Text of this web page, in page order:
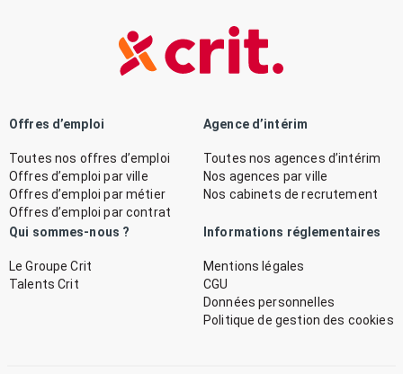
Offres d’emploi
Toutes nos offres d’emploi
Offres d’emploi par ville
Offres d’emploi par métier
Offres d’emploi par contrat
Agence d’intérim
Toutes nos agences d’intérim
Nos agences par ville
Nos cabinets de recrutement
Qui sommes-nous ?
Le Groupe Crit
Talents Crit
Informations réglementaires
Mentions légales
CGU
Données personnelles
Politique de gestion des cookies